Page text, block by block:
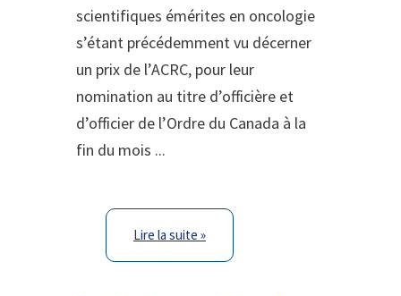
scientifiques émérites en oncologie
s’étant précédemment vu décerner
un prix de l’ACRC, pour leur
nomination au titre d’officière et
d’officier de l’Ordre du Canada à la
fin du mois ...
Lire la suite »